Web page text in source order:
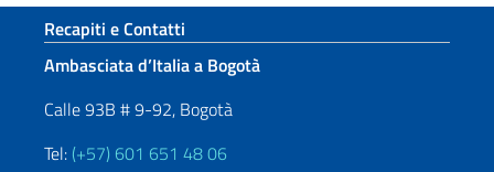
Sezione footer
Recapiti e Contatti
Ambasciata d’Italia a Bogotà
Calle 93B # 9-92, Bogotà
Tel: (+57) 601 651 48 06